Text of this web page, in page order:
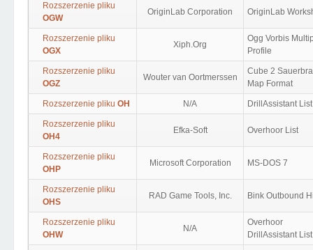
Rozszerzenie pliku
OGW
OriginLab Corporation OriginLab
Rozszerzenie pliku
OGX
Xiph.Org
Ogg Vorbis
Profile
Rozszerzenie pliku
OGZ
Wouter van Oortmerssen
Cube 2
Map Format
Rozszerzenie pliku OH N/A DrillAssistant List
Rozszerzenie pliku
OH4
Efka-Soft Overhoor List
Rozszerzenie pliku
OHP
Microsoft Corporation MS-DOS 7
Rozszerzenie pliku
OHS
RAD Game Tools, Inc. Bink Outbound
Rozszerzenie pliku
OHW
N/A
Overhoor
DrillAssistant List